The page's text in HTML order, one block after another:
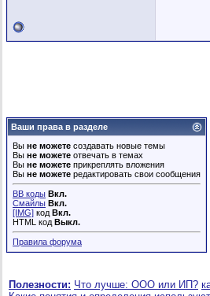
Ваши права в разделе
Вы не можете создавать новые темы
Вы не можете отвечать в темах
Вы не можете прикреплять вложения
Вы не можете редактировать свои сообщения
BB коды Вкл.
Смайлы Вкл.
[IMG] код Вкл.
HTML код Выкл.
Правила форума
Полезности: Что лучше: ООО или ИП?